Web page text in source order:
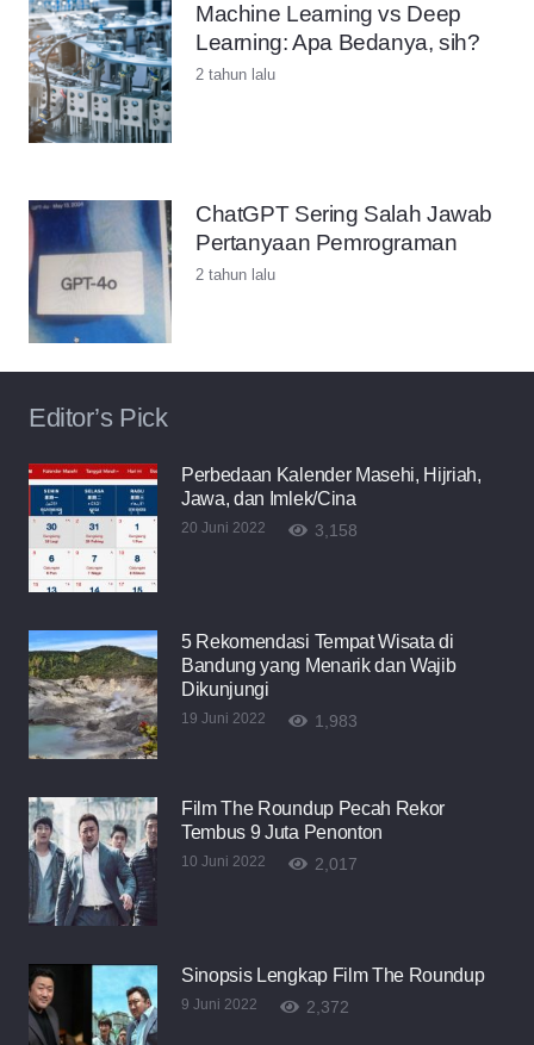
Machine Learning vs Deep
Learning: Apa Bedanya, sih?
2 tahun lalu
ChatGPT Sering Salah Jawab
Pertanyaan Pemrograman
2 tahun lalu
Editor’s Pick
Perbedaan Kalender Masehi, Hijriah,
Jawa, dan Imlek/Cina
20 Juni 2022 3,158
5 Rekomendasi Tempat Wisata di
Bandung yang Menarik dan Wajib
Dikunjungi
19 Juni 2022 1,983
Film The Roundup Pecah Rekor
Tembus 9 Juta Penonton
10 Juni 2022 2,017
Sinopsis Lengkap Film The Roundup
9 Juni 2022 2,372